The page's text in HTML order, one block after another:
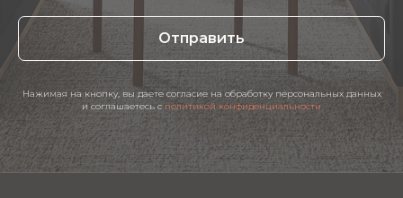
Отправить
Нажимая на кнопку, вы даете согласие на обработку персональных данных
и соглашаетесь c политикой конфиденциальности